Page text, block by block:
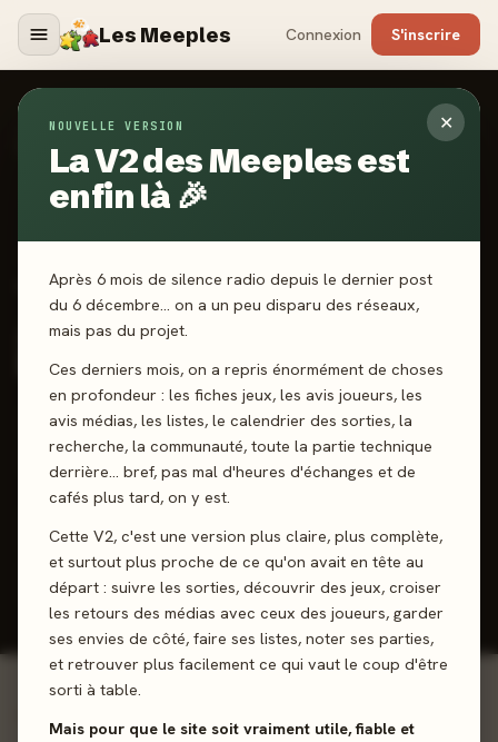
Les Meeples Connexion S'inscrire
✕
NOUVELLE VERSION
La V2 des Meeples est
enfin là 🎉
Après 6 mois de silence radio depuis le dernier post
du 6 décembre… on a un peu disparu des réseaux,
mais pas du projet.
Ces derniers mois, on a repris énormément de choses
en profondeur : les fiches jeux, les avis joueurs, les
avis médias, les listes, le calendrier des sorties, la
recherche, la communauté, toute la partie technique
derrière… bref, pas mal d'heures d'échanges et de
cafés plus tard, on y est.
Cette V2, c'est une version plus claire, plus complète,
et surtout plus proche de ce qu'on avait en tête au
départ : suivre les sorties, découvrir des jeux, croiser
les retours des médias avec ceux des joueurs, garder
ses envies de côté, faire ses listes, noter ses parties,
et retrouver plus facilement ce qui vaut le coup d'être
sorti à table.
Mais pour que le site soit vraiment utile, fiable et
Jeux/Terraforming Mars : Amazonis & Vastitas -
Extension
Terraforming Mars :
Amazonis & Vastitas -
Extension
1-5 joueurs 12 ans+ 120 min Pose de tuiles
Gestion de Main
J'ai joué Envie de jouer Wishlist
Donner mon avis